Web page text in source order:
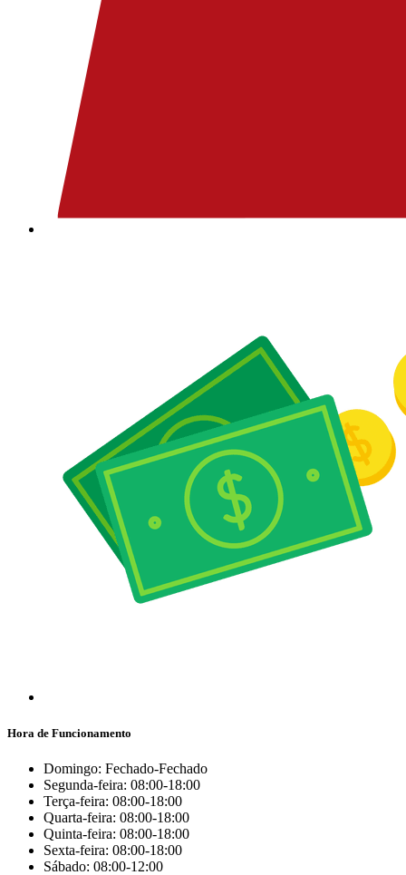
Hora de Funcionamento
Domingo: Fechado-Fechado
Segunda-feira: 08:00-18:00
Terça-feira: 08:00-18:00
Quarta-feira: 08:00-18:00
Quinta-feira: 08:00-18:00
Sexta-feira: 08:00-18:00
Sábado: 08:00-12:00